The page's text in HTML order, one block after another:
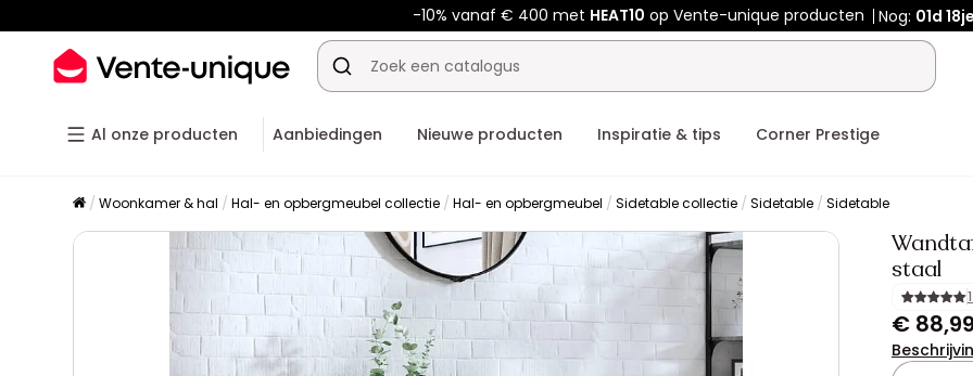
-10% vanaf € 400 met HEAT10 op Vente-unique producten Nog: 01d
Al onze producten Aanbiedingen Nieuwe producten Inspiratie & tips Corner Prestige
Woonkamer & hal Hal- en opbergmeubel collectie Hal- en opbergmeubel Sidetable collectie Sidetable Sidetable
staal
€